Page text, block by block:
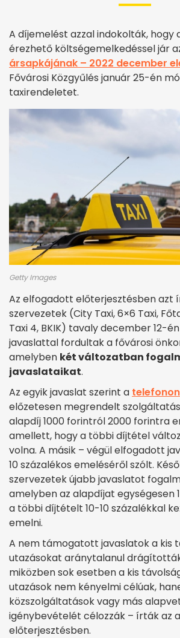
A díjemelést azzal indokolták, hogy
érezhető költségemelkedéssel jár
ársapkájának – 2022 december
Fővárosi Közgyűlés január 25-én
taxirendeletet.
Getty Images
Az elfogadott előterjesztésben azt
szervezetek (City Taxi, 6×6 Taxi,
Taxi 4, BKIK) tavaly december 12-
javaslattal fordultak a fővárosi
amelyben két változatban
javaslataikat.
Az egyik javaslat szerint a telefonon
előzetesen megrendelt
alapdíj 1000 forintról 2000 forintra
amellett, hogy a többi díjtétel
volna. A másik – végül elfogadott
10 százalékos emeléséről szólt.
szervezetek újabb javaslatot
amelyben az alapdíjat egységesen
a többi díjtételt 10-10 százalékkal
emelni.
A nem támogatott javaslatok a kis
utazásokat aránytalanul
miközben sok esetben a kis
utazások nem kényelmi célúak,
közszolgáltatások vagy más
igénybevételét célozzák – írták az
előterjesztésben.